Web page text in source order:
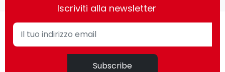
Iscriviti alla newsletter
Subscribe